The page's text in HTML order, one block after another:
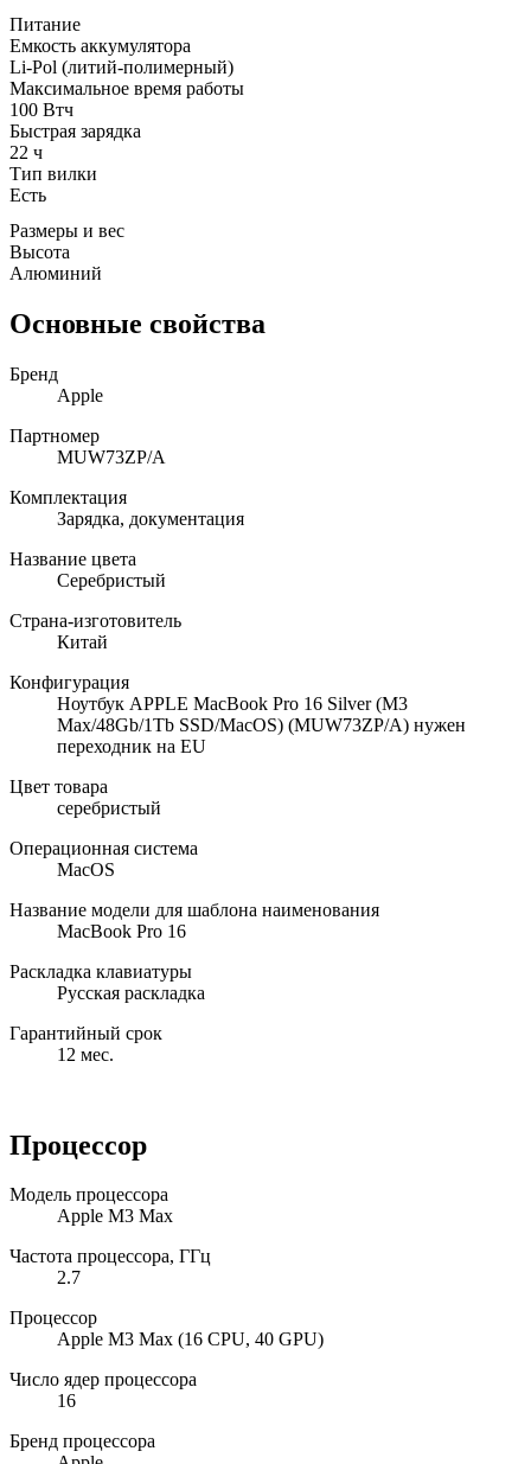
Питание
Емкость аккумулятора
Li-Pol (литий-полимерный)
Максимальное время работы
100 Втч
Быстрая зарядка
22 ч
Тип вилки
Есть
Размеры и вес
Высота
Алюминий
Основные свойства
Бренд
Apple
Партномер
MUW73ZP/A
Комплектация
Зарядка, документация
Название цвета
Серебристый
Страна-изготовитель
Китай
Конфигурация
Ноутбук APPLE MacBook Pro 16 Silver (M3
Max/48Gb/1Tb SSD/MacOS) (MUW73ZP/A) нужен
переходник на EU
Цвет товара
серебристый
Операционная система
MacOS
Название модели для шаблона наименования
MacBook Pro 16
Раскладка клавиатуры
Русская раскладка
Гарантийный срок
12 мес.
Процессор
Модель процессора
Apple M3 Max
Частота процессора, ГГц
2.7
Процессор
Apple M3 Max (16 CPU, 40 GPU)
Число ядер процессора
16
Бренд процессора